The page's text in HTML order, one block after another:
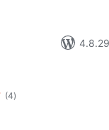
4.8.29ৰ
(4টা
মুঠ)